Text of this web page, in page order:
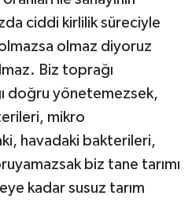
ciddi kirlilik süreciyle
olmazsa olmaz diyoruz
Biz toprağı
doğru yönetemezsek,
mikro
havadaki bakterileri,
biz tane tarımı
kadar susuz tarım